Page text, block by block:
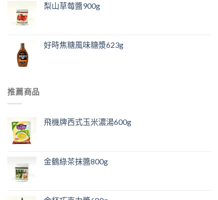
梨山草莓醬900g
好時焦糖風味糖漿623g
推薦商品
飛機牌西式玉米濃湯600g
金鶴綠茶抹醬800g